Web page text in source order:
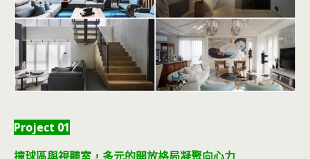
Project 01